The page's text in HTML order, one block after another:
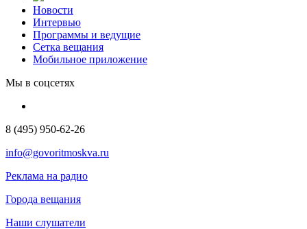
Новости
Интервью
Программы и ведущие
Сетка вещания
Мобильное приложение
Мы в соцсетях
8 (495) 950-62-26
info@govoritmoskva.ru
Реклама на радио
Города вещания
Наши слушатели